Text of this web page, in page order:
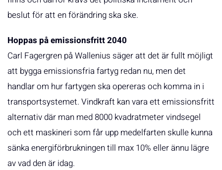
beslut för att en förändring ska ske.
Hoppas på emissionsfritt 2040
Carl Fagergren på Wallenius säger att det är fullt möjligt
att bygga emissionsfria fartyg redan nu, men det
handlar om hur fartygen ska opereras och komma in i
transportsystemet. Vindkraft kan vara ett emissionsfritt
alternativ där man med 8000 kvadratmeter vindsegel
och ett maskineri som får upp medelfarten skulle kunna
sänka energiförbrukningen till max 10% eller ännu lägre
av vad den är idag.